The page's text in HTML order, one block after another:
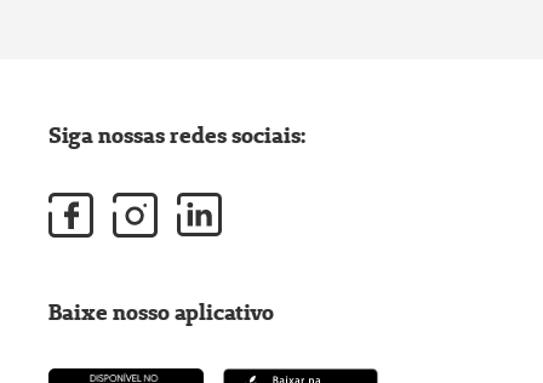
Siga nossas redes sociais:
Baixe nosso aplicativo